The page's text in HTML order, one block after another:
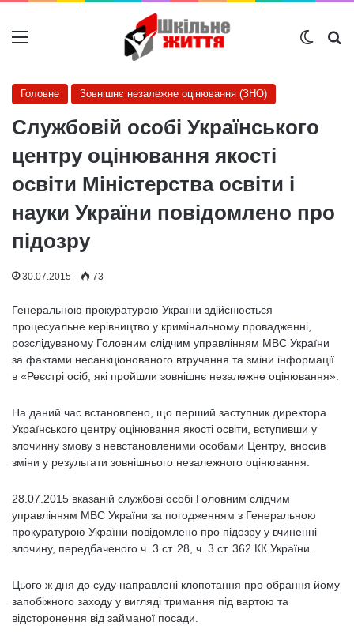
Меню
Головне Зовнішнє незалежне оцінювання (ЗНО)
Службовій особі Українського
центру оцінювання якості
освіти Міністерства освіти і
науки України повідомлено про
підозру
30.07.2015 73
Генеральною прокуратурою України здійснюється
процесуальне керівництво у кримінальному провадженні,
розслідуваному Головним слідчим управлінням МВС України
за фактами несанкціонованого втручання та зміни інформації
в «Реєстрі осіб, які пройшли зовнішнє незалежне оцінювання».
На даний час встановлено, що перший заступник директора
Українського центру оцінювання якості освіти, вступивши у
злочинну змову з невстановленими особами Центру, вносив
зміни у результати зовнішнього незалежного оцінювання.
28.07.2015 вказаній службові особі Головним слідчим
управлінням МВС України за погодженням з Генеральною
прокуратурою України повідомлено про підозру у вчиненні
злочину, передбаченого ч. 3 ст. 28, ч. 3 ст. 362 КК України.
Цього ж дня до суду направлені клопотання про обрання йому
запобіжного заходу у вигляді тримання під вартою та
відсторонення від займаної посади.